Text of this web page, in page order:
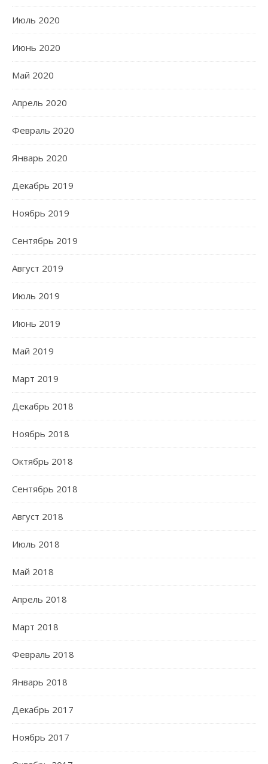
Июль 2020
Июнь 2020
Май 2020
Апрель 2020
Февраль 2020
Январь 2020
Декабрь 2019
Ноябрь 2019
Сентябрь 2019
Август 2019
Июль 2019
Июнь 2019
Май 2019
Март 2019
Декабрь 2018
Ноябрь 2018
Октябрь 2018
Сентябрь 2018
Август 2018
Июль 2018
Май 2018
Апрель 2018
Март 2018
Февраль 2018
Январь 2018
Декабрь 2017
Ноябрь 2017